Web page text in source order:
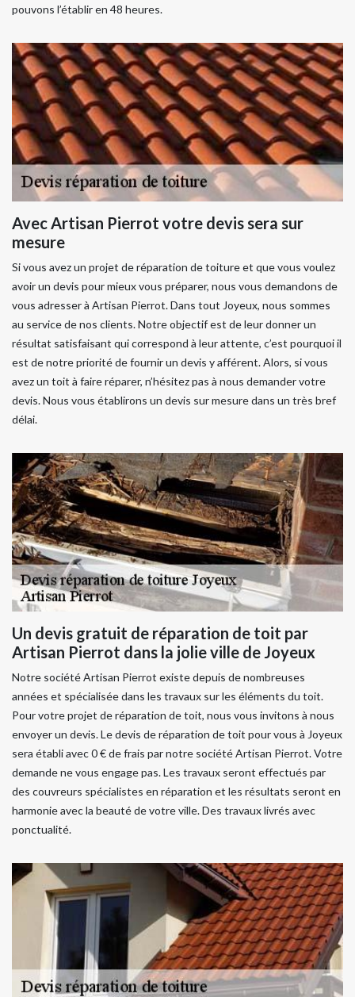
pouvons l’établir en 48 heures.
Avec Artisan Pierrot votre devis sera sur
mesure
Si vous avez un projet de réparation de toiture et que vous voulez
avoir un devis pour mieux vous préparer, nous vous demandons de
vous adresser à Artisan Pierrot. Dans tout Joyeux, nous sommes
au service de nos clients. Notre objectif est de leur donner un
résultat satisfaisant qui correspond à leur attente, c’est pourquoi il
est de notre priorité de fournir un devis y afférent. Alors, si vous
avez un toit à faire réparer, n’hésitez pas à nous demander votre
devis. Nous vous établirons un devis sur mesure dans un très bref
délai.
Un devis gratuit de réparation de toit par
Artisan Pierrot dans la jolie ville de Joyeux
Notre société Artisan Pierrot existe depuis de nombreuses
années et spécialisée dans les travaux sur les éléments du toit.
Pour votre projet de réparation de toit, nous vous invitons à nous
envoyer un devis. Le devis de réparation de toit pour vous à Joyeux
sera établi avec 0 € de frais par notre société Artisan Pierrot. Votre
demande ne vous engage pas. Les travaux seront effectués par
des couvreurs spécialistes en réparation et les résultats seront en
harmonie avec la beauté de votre ville. Des travaux livrés avec
ponctualité.